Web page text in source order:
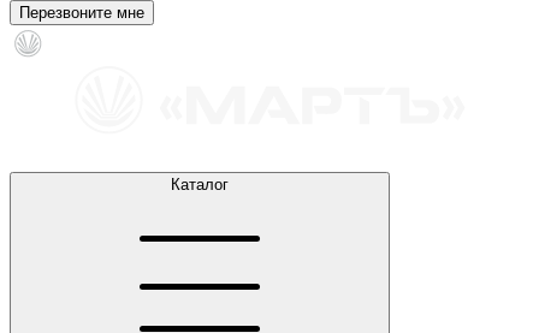
Перезвоните мне
Каталог